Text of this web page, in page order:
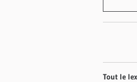
Tout le